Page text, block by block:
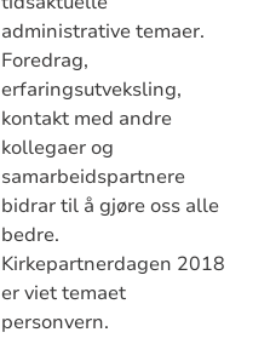
administrative temaer.
Foredrag,
erfaringsutveksling,
kontakt med andre
kollegaer og
samarbeidspartnere
bidrar til å gjøre oss alle
bedre.
Kirkepartnerdagen 2018
er viet temaet
personvern.